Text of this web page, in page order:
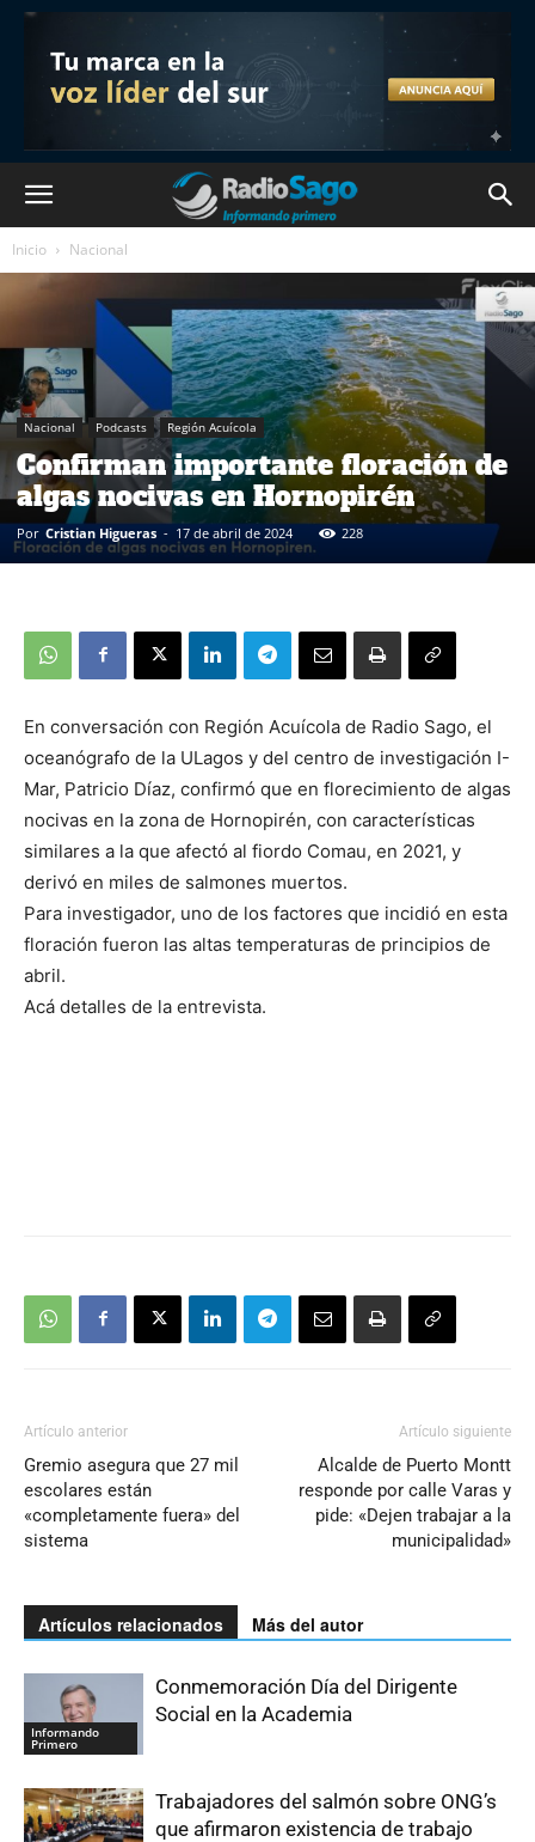
Inicio Nacional
Nacional Podcasts Región Acuícola
Confirman importante floración de
algas nocivas en Hornopirén
Por Cristian Higueras - 17 de abril de 2024 228
En conversación con Región Acuícola de Radio Sago, el
oceanógrafo de la ULagos y del centro de investigación I-
Mar, Patricio Díaz, confirmó que en florecimiento de algas
nocivas en la zona de Hornopirén, con características
similares a la que afectó al fiordo Comau, en 2021, y
derivó en miles de salmones muertos.
Para investigador, uno de los factores que incidió en esta
floración fueron las altas temperaturas de principios de
abril.
Acá detalles de la entrevista.
Artículo anterior
Gremio asegura que 27 mil
escolares están
«completamente fuera» del
sistema
Artículo siguiente
Alcalde de Puerto Montt
responde por calle Varas y
pide: «Dejen trabajar a la
municipalidad»
Artículos relacionados Más del autor
Informando
Primero
Conmemoración Día del Dirigente
Social en la Academia
Trabajadores del salmón sobre ONG’s
que afirmaron existencia de trabajo